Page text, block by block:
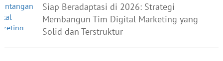
Siap Beradaptasi di 2026: Strategi
Membangun Tim Digital Marketing yang
Solid dan Terstruktur